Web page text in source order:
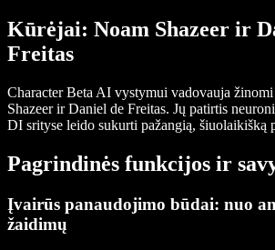
Kūrėjai: Noam Shazeer ir
Freitas
Character Beta AI vystymui vadovauja
Shazeer ir Daniel de Freitas. Jų patirtis
DI srityse leido sukurti pažangią, šiuolaikišką
Pagrindinės funkcijos ir
Įvairūs panaudojimo būdai: nuo
žaidimų